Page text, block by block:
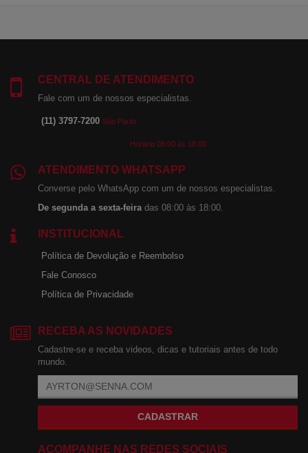
CENTRAL DE ATENDIMENTO
Fale com um de nossos especialistas.
(11) 3797-7200 São Paulo
Horário 08:00 às 18:00
ATENDIMENTO WHATSAPP
Converse pelo WhatsApp com um de nossos especialistas.
De segunda a sexta-feiradas 08:00 às 18:00.
INSTITUCIONAL
Política de Devolução e Reembolso
Fale Conosco
Política de Privacidade
RECEBA AS NOVIDADES
Cadastre-se e receba videos, dicas e tutoriais antes de todo
mundo.
CADASTRAR
ACOMPANHE NAS REDES SOCIAIS